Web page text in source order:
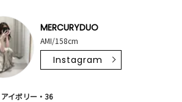
MERCURYDUO
AMI/158cm
Instagram
アイボリー・36